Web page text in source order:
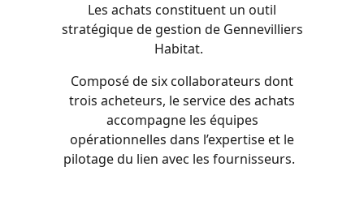
Les achats constituent un outil
stratégique de gestion de Gennevilliers
Habitat.
Composé de six collaborateurs dont
trois acheteurs, le service des achats
accompagne les équipes
opérationnelles dans l’expertise et le
pilotage du lien avec les fournisseurs.